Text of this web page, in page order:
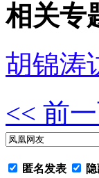
相关专
胡锦涛
<< 前
匿名发表